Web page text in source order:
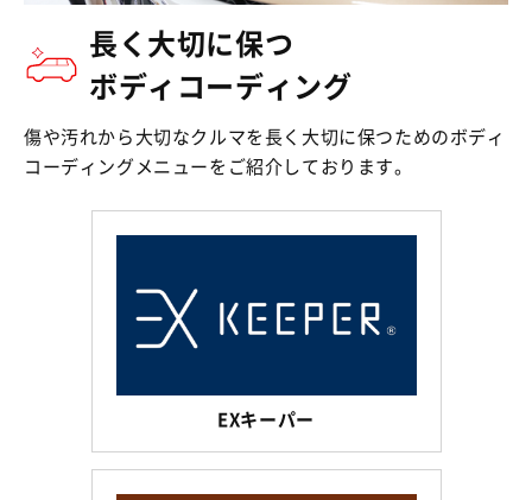
長く大切に保つ
ボディコーディング
傷や汚れから大切なクルマを長く大切に保つためのボディ
コーディングメニューをご紹介しております。
EXキーパー